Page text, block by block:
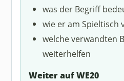
was der Begriff
wie er am Spieltisch
welche verwandten
weiterhelfen
Weiter auf WE20